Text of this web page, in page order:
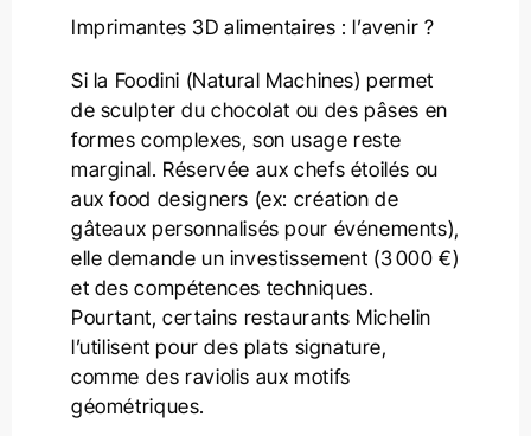
Imprimantes 3D alimentaires : l’avenir ?
Si la Foodini (Natural Machines) permet
de sculpter du chocolat ou des pâses en
formes complexes, son usage reste
marginal. Réservée aux chefs étoilés ou
aux food designers (ex: création de
gâteaux personnalisés pour événements),
elle demande un investissement (3 000 €)
et des compétences techniques.
Pourtant, certains restaurants Michelin
l’utilisent pour des plats signature,
comme des raviolis aux motifs
géométriques.